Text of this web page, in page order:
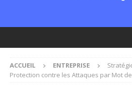
ACCUEIL ENTREPRISE
Protection contre les Attaques par Mot